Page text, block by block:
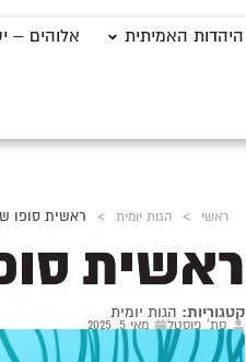
היהדות האמיתית אלוהים –
ראשי > הגות יומית > ראשית סופו
ראשית
קטגוריות: הגות יומית
סת' פוסטל מאי 5, 2025